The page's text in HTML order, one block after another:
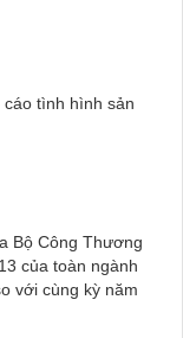
cáo tình hình sản
Bộ Công Thương
của toàn ngành
với cùng kỳ năm